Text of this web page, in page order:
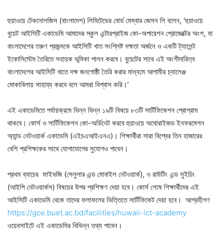
হুয়াওয়ে টেকনোলজিস (বাংলাদেশ) লিমিটেডের বোর্ড মেম্বার জেসন লি বলেন, ‘হুয়াওয়ে
বুয়েট আইসিটি একাডেমি আমাদের স্কুল এন্টারপ্রাইজ কো-অপারেশন প্রোজেক্টের অংশ, যা
বাংলাদেশের তরুণ প্রজন্মকে আইসিটি খাত সংশ্লিষ্ট দক্ষতা অর্জনে ও একটি ট্যালেন্ট
ইকোসিস্টেম তৈরিতে সহায়ক ভূমিকা পালন করবে। বুয়েটের সাথে এই অংশীদারিত্ব
বাংলাদেশের আইসিটি খাতে দক্ষ জনগোষ্ঠী তৈরি করার মাধ্যমে আগামীর চ্যালেঞ্জ
মোকাবিলায় সাহায্য করবে বলে আমরা বিশ্বাস করি।’
এই একাডেমিতে পর্যায়ক্রমে ভিন্ন ভিন্ন ১৯টি বিষয়ে ৮৩টি সার্টিফিকেশন প্রোগ্রাম
থাকবে। কোর্স ও সার্টিফিকেশন কো-অর্ডিনেট করবে হুয়াওয়ে অথোরাইজড ইনফরমেশন
অ্যান্ড নেটওয়ার্ক একাডেমি (এইচএআইএনএ)। শিক্ষার্থীরা সারা বিশ্বের তিন হাজারের
বেশি প্রশিক্ষকের সাথে যোগাযোগের সুযোগও পাবেন।
প্রথম ব্যাচের ফাইভজি (সেলুলার এন্ড মোবাইল নেটওয়ার্ক), ও রাউটিং এন্ড সুইচিং
(আইপি নেটওয়ার্কস) বিষয়ের উপর প্রশিক্ষণ দেয়া হবে। কোর্স শেষে শিক্ষার্থীদের এই
আইসিটি একাডেমি থেকে তাদের ফলাফলের ভিত্তিতে সার্টিফিকেট দেয়া হবে। আগ্রহীগণ
https://gce.buet.ac.bd/facilities/huwaii-ict-academy
ওয়েবসাইটে এই একাডেমির বিভিন্ন তথ্য পাবেন।